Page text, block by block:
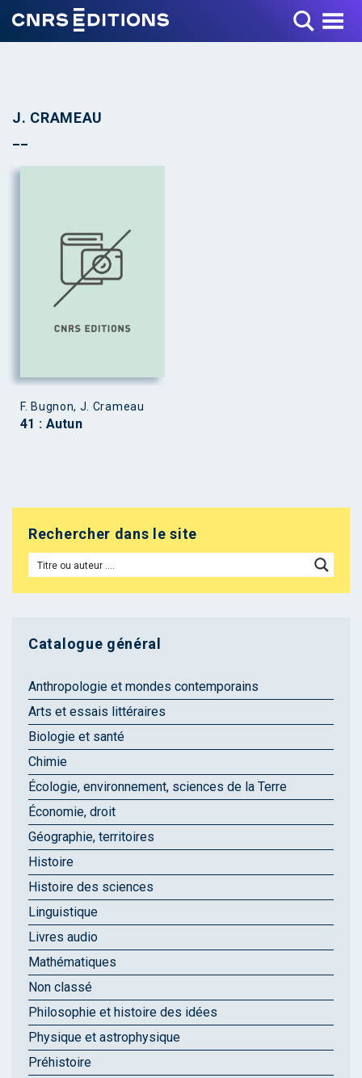
Toggle Menu
J. CRAMEAU
F. Bugnon, J. Crameau
41 : Autun
Rechercher dans le site
Catalogue général
Anthropologie et mondes contemporains
Arts et essais littéraires
Biologie et santé
Chimie
Écologie, environnement, sciences de la Terre
Économie, droit
Géographie, territoires
Histoire
Histoire des sciences
Linguistique
Livres audio
Mathématiques
Non classé
Philosophie et histoire des idées
Physique et astrophysique
Préhistoire